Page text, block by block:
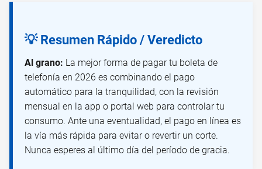
💡 Resumen Rápido / Veredicto
Al grano: La mejor forma de pagar tu boleta de
telefonía en 2026 es combinando el pago
automático para la tranquilidad, con la revisión
mensual en la app o portal web para controlar tu
consumo. Ante una eventualidad, el pago en línea es
la vía más rápida para evitar o revertir un corte.
Nunca esperes al último día del período de gracia.